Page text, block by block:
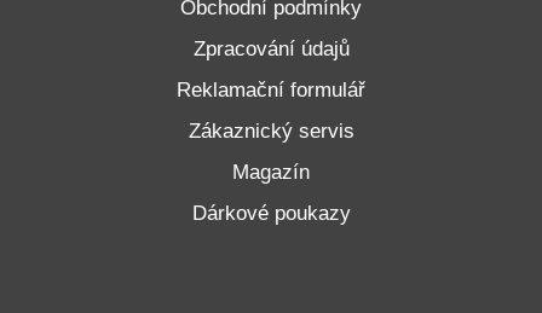
Obchodní podmínky
Zpracování údajů
Reklamační formulář
Zákaznický servis
Magazín
Dárkové poukazy